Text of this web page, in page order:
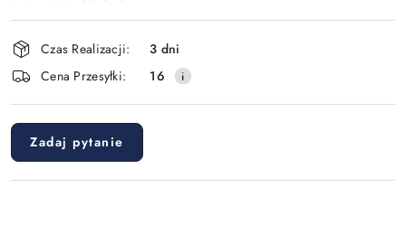
Dostępność
i
dostawa
Czas Realizacji:
3 dni
Cena Przesyłki:
16
Zadaj pytanie